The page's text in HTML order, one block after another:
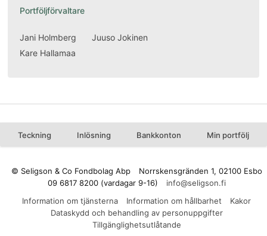
Portföljförvaltare
Jani Holmberg
Juuso Jokinen
Kare Hallamaa
Teckning Inlösning Bankkonton Min portfölj
© Seligson & Co Fondbolag Abp
Norrskensgränden 1, 02100 Esbo
09 6817 8200 (vardagar 9-16)
Information om tjänsterna
Information om hållbarhet
Kakor
Dataskydd och behandling av personuppgifter
Tillgänglighetsutlåtande